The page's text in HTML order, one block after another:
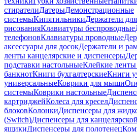
стирателиДатерыДемонстрационные
системыКипятильникиДержатели
рисованияКлавиатуры беспроводные
телефоновКлавиатуры проводные
аксессуары для досокДержатели и
ленты канцелярские и диспенсеры
подставки настольныеКлейкие
банкнотКниги бухгалтерскиеКниги
универсальныеКоврики для мыши
системыКоврики настольные
картриджейКолеса для кресел
блоковКолонкиДиспенсеры для
(Switch)Диспенсеры для
ящикиДиспенсеры для полотенец